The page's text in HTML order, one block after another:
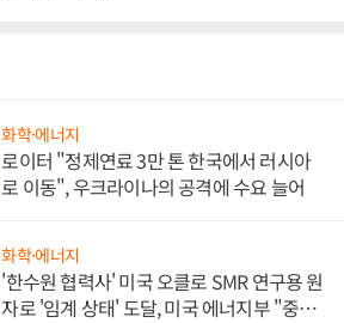
화학·에너지
로이터 "정제연료 3만 톤 한국에서 러시아
로 이동", 우크라이나의 공격에 수요 늘어
화학·에너지
'한수원 협력사' 미국 오클로 SMR 연구용 원
자로 '임계 상태' 도달, 미국 에너지부 "중요